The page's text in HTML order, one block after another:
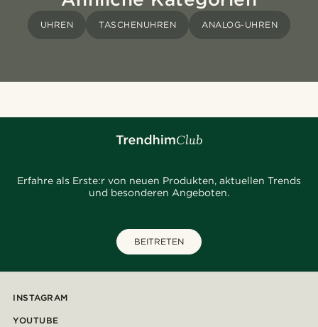
UHREN TASCHENUHREN ANALOG-UHREN
Erfahre als Erste:r von neuen Produkten, aktuellen Trends
und besonderen Angeboten.
BEITRETEN
INSTAGRAM
YOUTUBE